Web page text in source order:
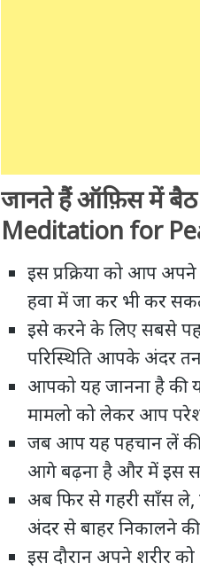
जानते हैं ऑफ़िस में बैठ
Meditation for
इस प्रक्रिया को आप
हवा में जा कर भी कर
इसे करने के लिए सबसे
परिस्थिति आपके अंदर
आपको यह जानना है की
मामलो को लेकर आप
जब आप यह पहचान लें की
आगे बढ़ना है और में इस
अब फिर से गहरी साँस
अंदर से बाहर निकालने
इस दौरान अपने शरीर